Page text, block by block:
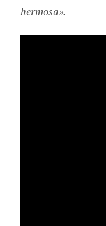
hermosa».